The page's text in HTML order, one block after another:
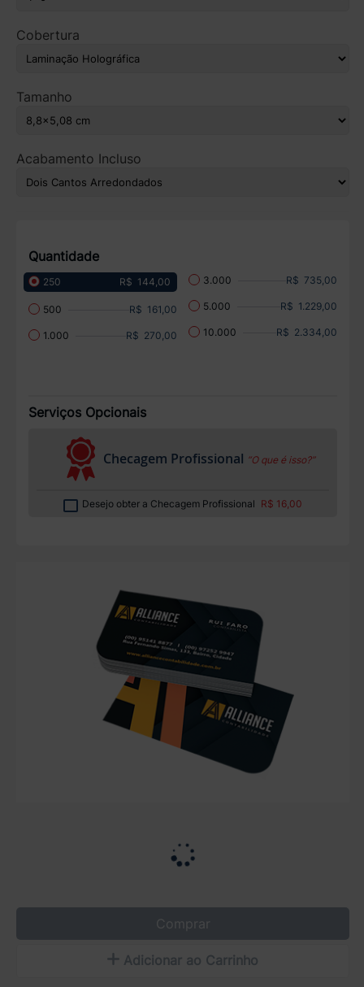
Cobertura
Tamanho
Acabamento Incluso
Quantidade
250 R$ 144,00
500 R$ 161,00
1.000 R$ 270,00
3.000 R$ 735,00
5.000 R$ 1.229,00
10.000 R$ 2.334,00
Serviços Opcionais
Checagem Profissional “O que é isso?”
Desejo obter a Checagem Profissional R$ 16,00
Comprar
Adicionar ao Carrinho